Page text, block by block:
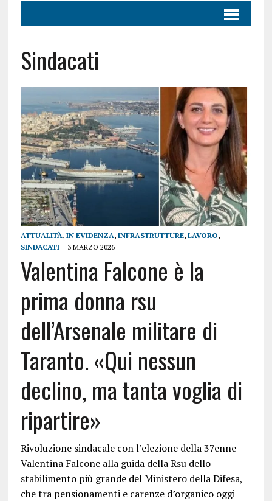
Sindacati
ATTUALITÀ, IN EVIDENZA, INFRASTRUTTURE, LAVORO,
SINDACATI
3 MARZO 2026
Valentina Falcone è la
prima donna rsu
dell’Arsenale militare di
Taranto. «Qui nessun
declino, ma tanta voglia di
ripartire»
Rivoluzione sindacale con l’elezione della 37enne
Valentina Falcone alla guida della Rsu dello
stabilimento più grande del Ministero della Difesa,
che tra pensionamenti e carenze d’organico oggi